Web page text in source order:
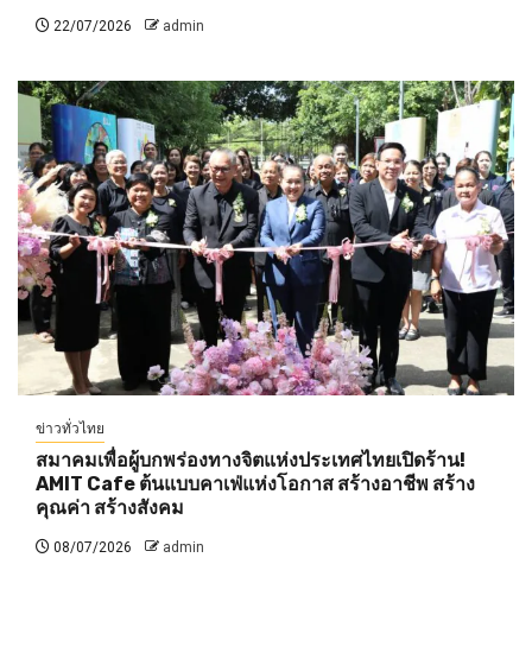
22/07/2026 admin
ข่าวทั่วไทย
สมาคมเพื่อผู้บกพร่องทางจิตแห่งประเทศไทยเปิดร้าน!
AMIT Cafe ต้นแบบคาเฟ่แห่งโอกาส สร้างอาชีพ สร้าง
คุณค่า สร้างสังคม
08/07/2026 admin